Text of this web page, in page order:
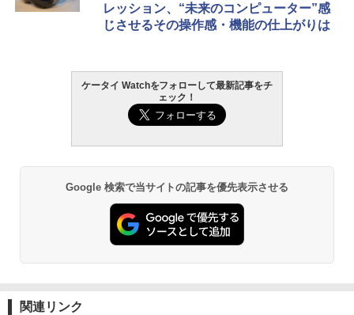
レッション、“未来のコンピューター”感
じさせるその操作感・機能の仕上がりは
ケータイ Watchをフォローして最新記事をチ
ェック！
Google 検索で当サイトの記事を優先表示させる
関連リンク